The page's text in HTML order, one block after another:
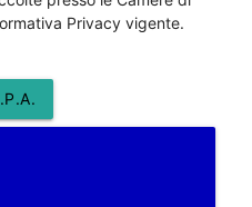
Privacy vigente.